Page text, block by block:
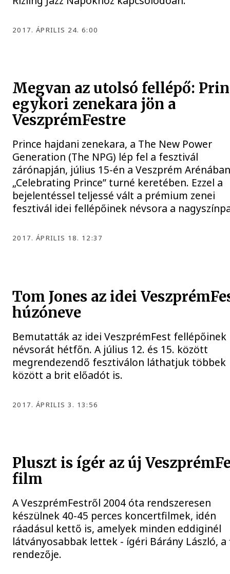
2017. ÁPRILIS 24. 6:00
Megvan az utolsó fellépő:
egykori zenekara jön a
VeszprémFestre
Prince hajdani zenekara, a The New Power
Generation (The NPG) lép fel a fesztivál
zárónapján, július 15-én a Veszprém
„Celebrating Prince” turné keretében. Ezzel a
bejelentéssel teljessé vált a prémium zenei
fesztivál idei fellépőinek névsora a
2017. ÁPRILIS 18. 12:37
Tom Jones az idei
húzóneve
Bemutatták az idei VeszprémFest fellépőinek
névsorát hétfőn. A július 12. és 15. között
megrendezendő fesztiválon láthatjuk többek
között a brit előadót is.
2017. ÁPRILIS 3. 13:56
Pluszt is ígér az új
film
A VeszprémFestről 2004 óta rendszeresen
készülnek 40-45 perces koncertfilmek, idén
ráadásul kettő is, amelyek minden eddiginél
látványosabbak lettek - ígéri Bárány László,
rendezője.